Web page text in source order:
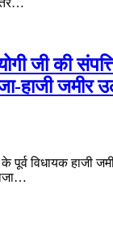
जी की
हाजी जमीर
पूर्व विधायक हाजी